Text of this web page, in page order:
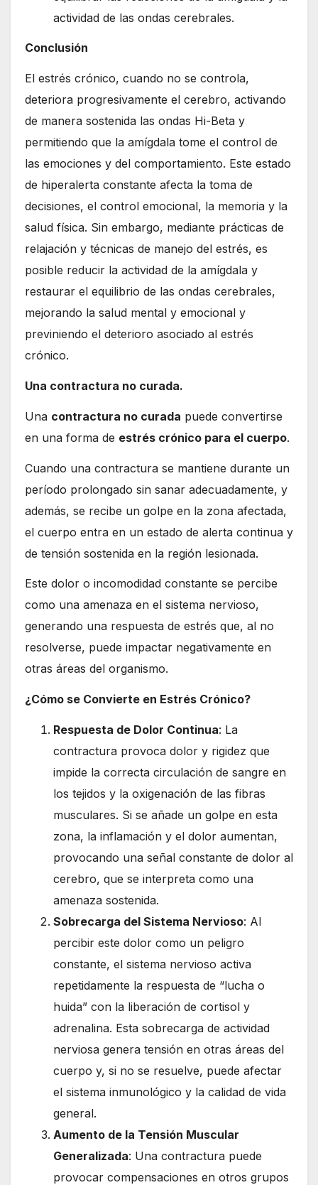
actividad de las ondas cerebrales.
Conclusión
El estrés crónico, cuando no se controla,
deteriora progresivamente el cerebro, activando
de manera sostenida las ondas Hi-Beta y
permitiendo que la amígdala tome el control de
las emociones y del comportamiento. Este estado
de hiperalerta constante afecta la toma de
decisiones, el control emocional, la memoria y la
salud física. Sin embargo, mediante prácticas de
relajación y técnicas de manejo del estrés, es
posible reducir la actividad de la amígdala y
restaurar el equilibrio de las ondas cerebrales,
mejorando la salud mental y emocional y
previniendo el deterioro asociado al estrés
crónico.
Una contractura no curada.
Una contractura no curada puede convertirse
en una forma de estrés crónico para el cuerpo.
Cuando una contractura se mantiene durante un
período prolongado sin sanar adecuadamente, y
además, se recibe un golpe en la zona afectada,
el cuerpo entra en un estado de alerta continua y
de tensión sostenida en la región lesionada.
Este dolor o incomodidad constante se percibe
como una amenaza en el sistema nervioso,
generando una respuesta de estrés que, al no
resolverse, puede impactar negativamente en
otras áreas del organismo.
¿Cómo se Convierte en Estrés Crónico?
Respuesta de Dolor Continua: La
contractura provoca dolor y rigidez que
impide la correcta circulación de sangre en
los tejidos y la oxigenación de las fibras
musculares. Si se añade un golpe en esta
zona, la inflamación y el dolor aumentan,
provocando una señal constante de dolor al
cerebro, que se interpreta como una
amenaza sostenida.
Sobrecarga del Sistema Nervioso: Al
percibir este dolor como un peligro
constante, el sistema nervioso activa
repetidamente la respuesta de “lucha o
huida” con la liberación de cortisol y
adrenalina. Esta sobrecarga de actividad
nerviosa genera tensión en otras áreas del
cuerpo y, si no se resuelve, puede afectar
el sistema inmunológico y la calidad de vida
general.
Aumento de la Tensión Muscular
Generalizada: Una contractura puede
provocar compensaciones en otros grupos